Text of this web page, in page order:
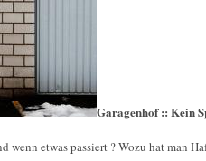
Garagenhof :: Kein
wenn etwas passiert ? Wozu hat man